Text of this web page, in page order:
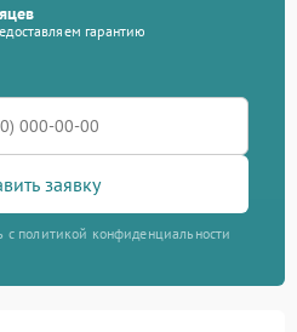
гарантию
заявку
с политикой конфиденциальности